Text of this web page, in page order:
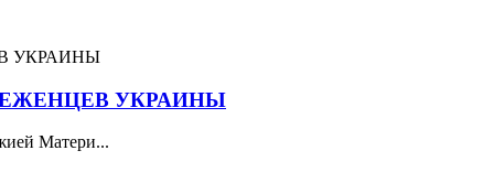
УКРАИНЫ
Матери...